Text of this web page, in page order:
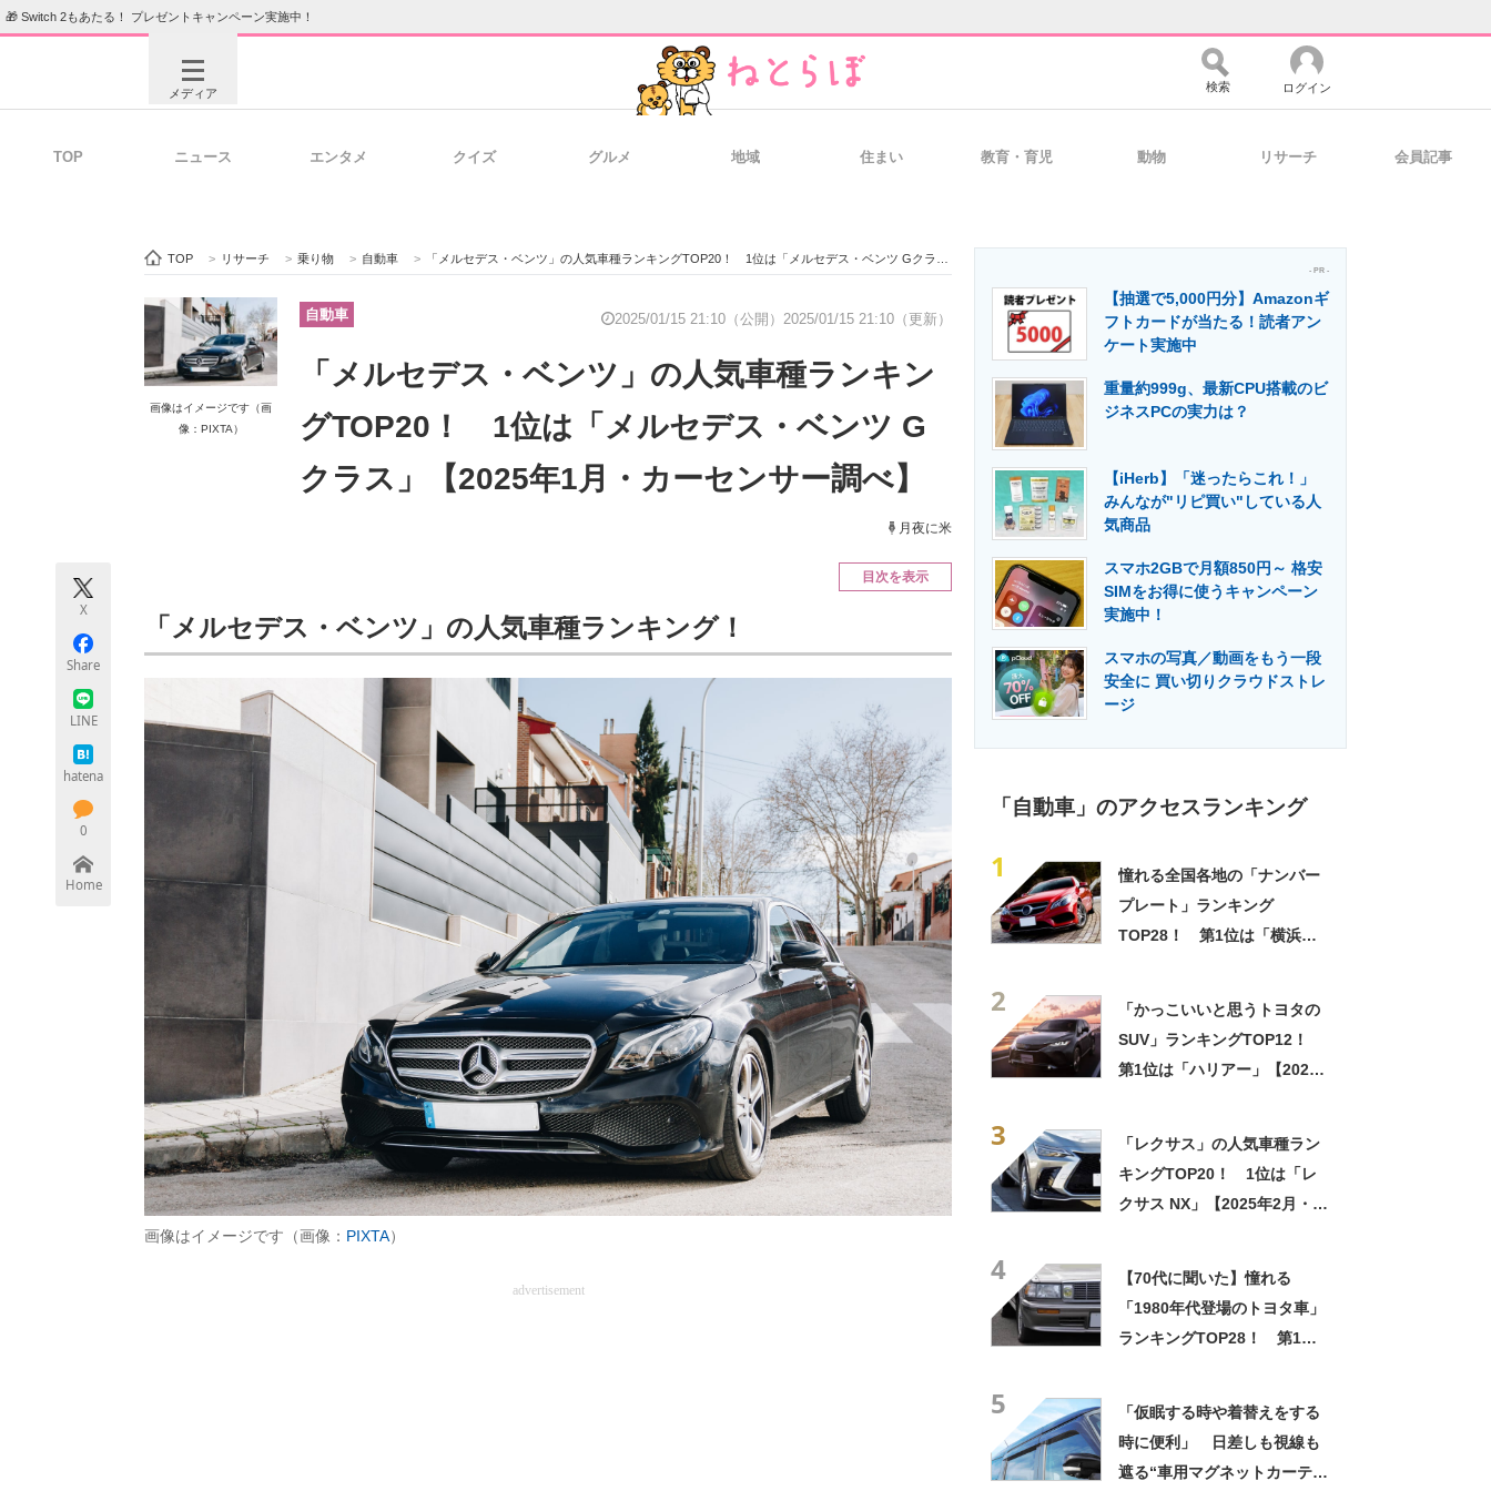
🎁 Switch 2もあたる！ プレゼントキャンペーン実施中！
メディア
ビジネスと働き方のヒント 経営リーダーのコミュニティ マーケ×ITの今がよく分かる
ITエンジニア向け専門サイト 製造業のIT導入・活用を支援
エネルギーの専門メディア 建設×テクノロジーの最前線
ちょっと気になるネットの話題
検索 ログイン
TOP ニュース エンタメ クイズ グルメ 地域 住まい 教育・育児 動物 リサーチ 会員記事
TOP > リサーチ > 乗り物 > 自動車 > 「メルセデス・ベンツ」の人気車種ランキングTOP20！ 1位は「メルセデス・ベンツ Gクラス」【2025年1月・カーセンサー調べ】
画像はイメージです（画
像：PIXTA）
自動車 2025/01/15 21:10（公開） 2025/01/15 21:10（更新）
「メルセデス・ベンツ」の人気車種ランキン
グTOP20！ 1位は「メルセデス・ベンツ G
クラス」【2025年1月・カーセンサー調べ】
月夜に米
X
Share
LINE
hatena
0
Home
目次を表示
「メルセデス・ベンツ」の人気車種ランキング！
画像はイメージです（画像： PIXTA）
advertisement
- PR -
【抽選で5,000円分】Amazonギ
フトカードが当たる！読者アン
ケート実施中
重量約999g、最新CPU搭載のビ
ジネスPCの実力は？
【iHerb】「迷ったらこれ！」
みんなが"リピ買い"している人
気商品
スマホ2GBで月額850円～ 格安
SIMをお得に使うキャンペーン
実施中！
スマホの写真／動画をもう一段
安全に 買い切りクラウドストレ
ージ
「自動車」のアクセスランキング
1
憧れる全国各地の「ナンバー
プレート」ランキング
TOP28！ 第1位は「横浜」
2
「かっこいいと思うトヨタの
SUV」ランキングTOP12！
第1位は「ハリアー」【2025
3
「レクサス」の人気車種ラン
キングTOP20！ 1位は「レ
クサス NX」【2025年2月・カ
4
【70代に聞いた】憧れる
「1980年代登場のトヨタ車」
ランキングTOP28！ 第1位
5
「仮眠する時や着替えをする
時に便利」 日差しも視線も
遮る“車用マグネットカーテ